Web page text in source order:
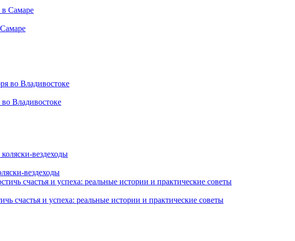
Владивостоке
вездеходы
счастья и успеха: реальные истории и практические советы